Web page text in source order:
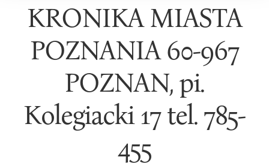
KRONIKA MIASTA
POZNANIA 60-967
POZNAN, pi.
Kolegiacki 17 tel. 785-
455